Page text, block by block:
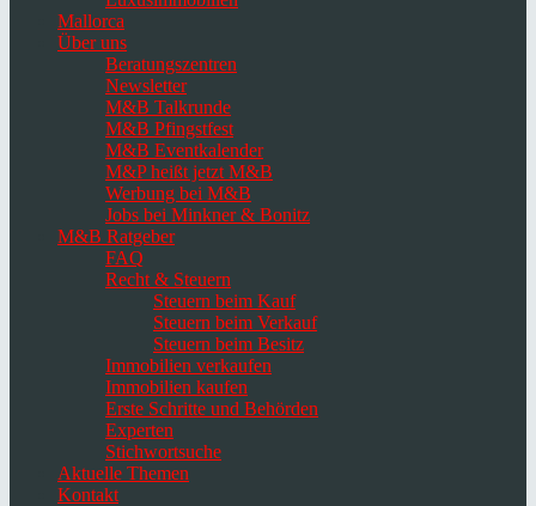
Mallorca
Über uns
Beratungszentren
Newsletter
M&B Talkrunde
M&B Pfingstfest
M&B Eventkalender
M&P heißt jetzt M&B
Werbung bei M&B
Jobs bei Minkner & Bonitz
M&B Ratgeber
FAQ
Recht & Steuern
Steuern beim Kauf
Steuern beim Verkauf
Steuern beim Besitz
Immobilien verkaufen
Immobilien kaufen
Erste Schritte und Behörden
Experten
Stichwortsuche
Aktuelle Themen
Kontakt